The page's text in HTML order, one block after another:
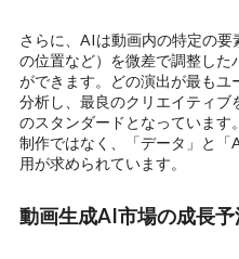
さらに、AIは動画内の特定の
の位置など）を微差で調整した
ができます。どの演出が最もユ
分析し、最良のクリエイティ
のスタンダードとなっていま
制作ではなく、「データ」と
用が求められています。
動画生成AI市場の成長